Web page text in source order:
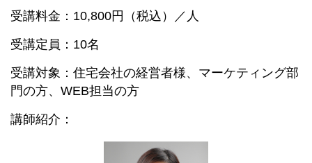
受講料金：10,800円（税込）／人
受講定員：10名
受講対象：住宅会社の経営者様、マーケティング部
門の方、WEB担当の方
講師紹介：